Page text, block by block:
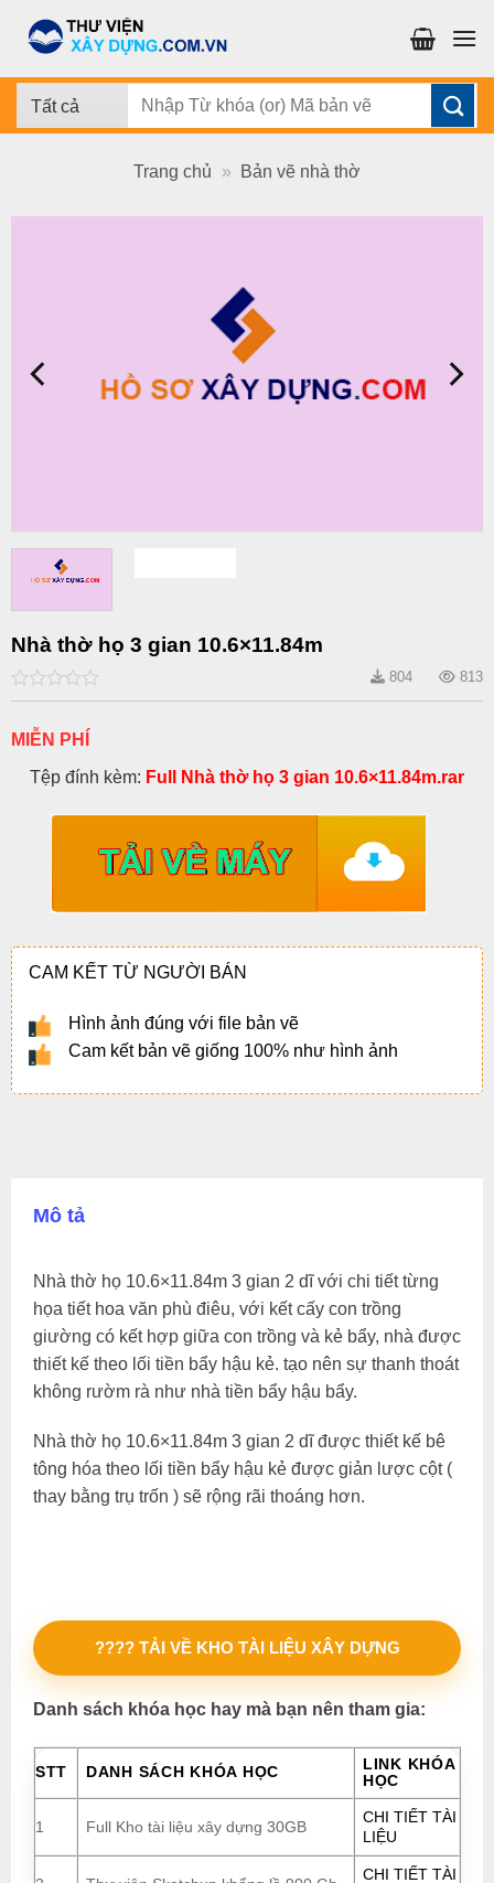
đến
dung
Tìm
Trang chủ » Bản vẽ nhà thờ
Nhà thờ họ 3 gian 10.6×11.84m
0
of
804 813
MIỄN PHÍ
Tệp đính kèm: Full Nhà thờ họ 3 gian 10.6×11.84m.rar
CAM KẾT TỪ NGƯỜI BÁN
Hình ảnh đúng với file bản vẽ
Cam kết bản vẽ giống 100% như hình ảnh
Mô tả
Nhà thờ họ 10.6×11.84m 3 gian 2 dĩ với chi tiết từng
họa tiết hoa văn phù điêu, với kết cấy con trồng
giường có kết hợp giữa con trồng và kẻ bẩy, nhà được
thiết kế theo lối tiền bẩy hậu kẻ. tạo nên sự thanh thoát
không rườm rà như nhà tiền bẩy hậu bẩy.
Nhà thờ họ 10.6×11.84m 3 gian 2 dĩ được thiết kế bê
tông hóa theo lối tiền bẩy hậu kẻ được giản lược cột (
thay bằng trụ trốn ) sẽ rộng rãi thoáng hơn.
???? TẢI VỀ KHO TÀI LIỆU XÂY DỰNG
Danh sách khóa học hay mà bạn nên tham gia:
STT DANH SÁCH KHÓA HỌC
LINK KHÓA
HỌC
1 Full Kho tài liệu xây dựng 30GB
CHI TIẾT TÀI
LIỆU
CHI TIẾT TÀI